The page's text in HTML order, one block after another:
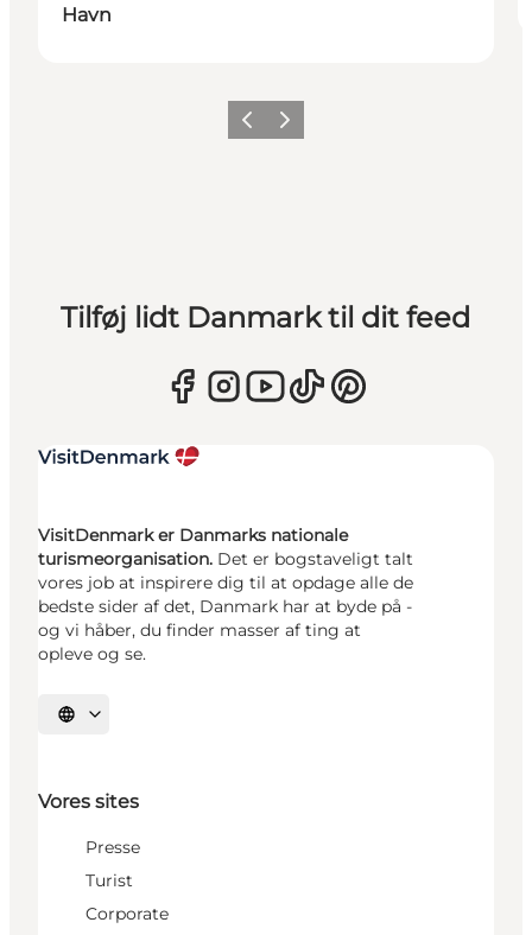
Havn
ForrigeNæste
Tilføj lidt Danmark til dit feed
VisitDenmark er Danmarks nationale
turismeorganisation. Det er bogstaveligt talt
vores job at inspirere dig til at opdage alle de
bedste sider af det, Danmark har at byde på -
og vi håber, du finder masser af ting at
opleve og se.
Vælg sprog
Vores sites
Presse
Turist
Corporate